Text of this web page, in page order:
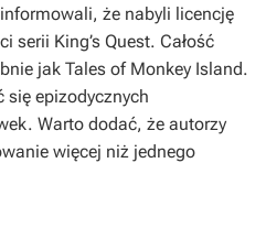
że nabyli licencję
serii King’s Quest. Całość
jak Tales of Monkey Island.
się epizodycznych
Warto dodać, że autorzy
więcej niż jednego